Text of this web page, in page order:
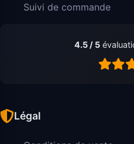
Suivi de commande
4.5 / 5
Légal